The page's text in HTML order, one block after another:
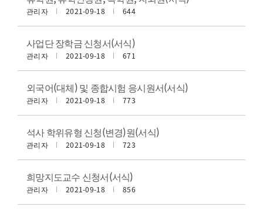
관리자 2021-09-18 644
사업단 장학금 신청서(서식)
관리자 2021-09-18 671
외국어(대체) 및 종합시험 응시원서(서식)
관리자 2021-09-18 773
석사 학위유형 신청(변경)원(서식)
관리자 2021-09-18 723
희망지도교수 신청서(서식)
관리자 2021-09-18 856